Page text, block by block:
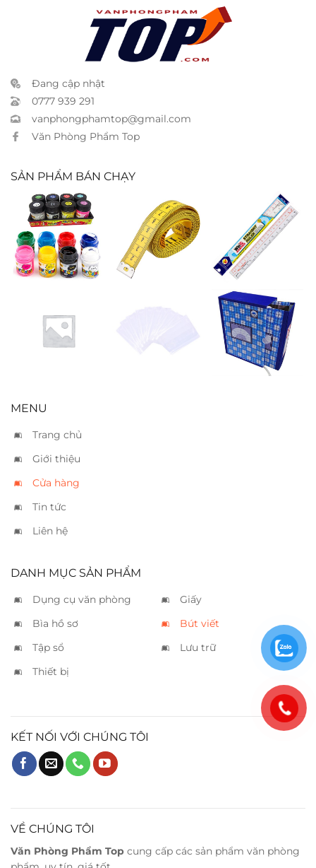
Đang cập nhật
0777 939 291
vanphongphamtop@gmail.com
Văn Phòng Phẩm Top
SẢN PHẨM BÁN CHẠY
Màu nước TL 8
mau WACO03
Thước dây
cuộn
Thước dây may
đồ
Băng keo si đỏ
3.6cm
Bìa hộp giấy
10cm
MENU
Trang chủ
Giới thiệu
Cửa hàng
Tin tức
Liên hệ
DANH MỤC SẢN PHẨM
Dụng cụ văn phòng
Giấy
Bìa hồ sơ
Bút viết
Tập sổ
Lưu trữ
Thiết bị
KẾT NỐI VỚI CHÚNG TÔI
VỀ CHÚNG TÔI
Văn Phòng Phẩm Top cung cấp các sản phẩm văn phòng